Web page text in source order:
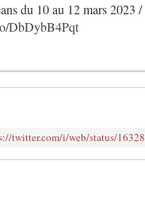
du 10 au 12 mars 2023
DbDybB4Pqt
twitter.com/i/web/status/